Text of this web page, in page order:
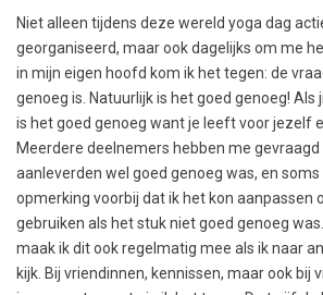
Niet alleen tijdens deze wereld yoga dag
georganiseerd, maar ook dagelijks om me
in mijn eigen hoofd kom ik het tegen: de
genoeg is. Natuurlijk is het goed genoeg! Als
is het goed genoeg want je leeft voor jezelf
Meerdere deelnemers hebben me
aanleverden wel goed genoeg was, en
opmerking voorbij dat ik het kon aanpassen
gebruiken als het stuk niet goed genoeg
maak ik dit ook regelmatig mee als ik naar
kijk. Bij vriendinnen, kennissen, maar ook bij